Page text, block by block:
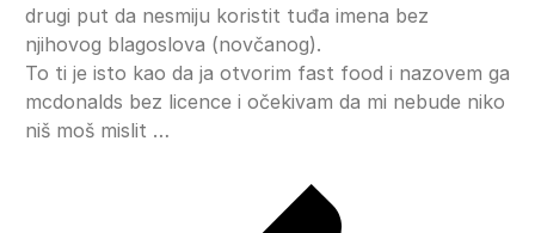
drugi put da nesmiju koristit tuđa imena bez
njihovog blagoslova (novčanog).
To ti je isto kao da ja otvorim fast food i nazovem ga
mcdonalds bez licence i očekivam da mi nebude niko
niš moš mislit …